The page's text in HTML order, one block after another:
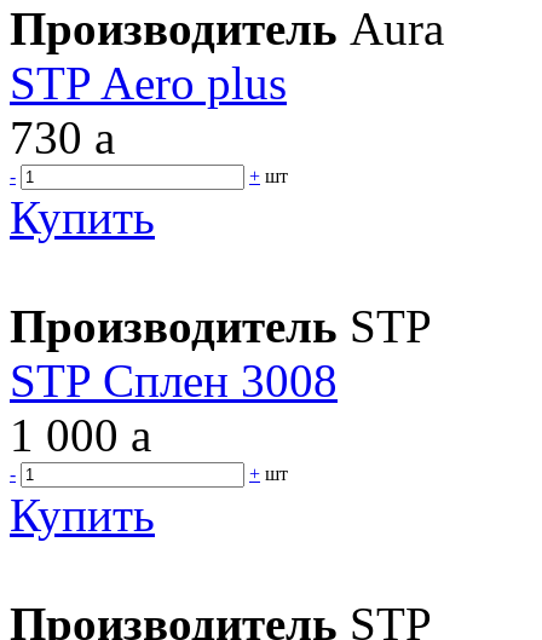
Производитель Aura
STP Aero plus
730 a
- + шт
Купить
Производитель STP
STP Сплен 3008
1 000 a
- + шт
Купить
Производитель STP